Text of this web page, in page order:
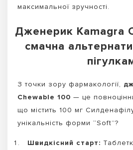
максимальної зручності.
Дженерик Kamagra
смачна
З точки зору фармакології,
Chewable 100 — це
що містить 100 мг
унікальність форми “Soft”?
Швидкісний старт: